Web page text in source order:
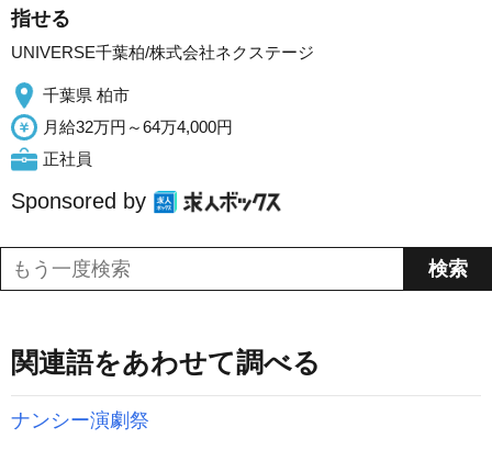
指せる
UNIVERSE千葉柏/株式会社ネクステージ
千葉県 柏市
月給32万円～64万4,000円
正社員
Sponsored by
関連語をあわせて調べる
ナンシー演劇祭